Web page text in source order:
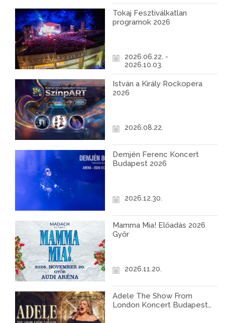
Tokaj Fesztiválkatlan
programok 2026
2026.06.22. -
2026.10.03.
István a Király Rockopera
2026
2026.08.22.
Demjén Ferenc Koncert
Budapest 2026
2026.12.30.
Mamma Mia! Előadás 2026
Győr
2026.11.20.
Adele The Show From
London Koncert Budapest